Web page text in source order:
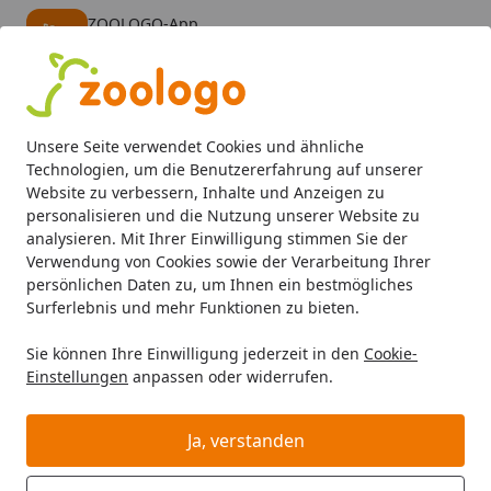
Unsere Seite verwendet Cookies und ähnliche
Technologien, um die Benutzererfahrung auf unserer
Website zu verbessern, Inhalte und Anzeigen zu
personalisieren und die Nutzung unserer Website zu
analysieren. Mit Ihrer Einwilligung stimmen Sie der
Verwendung von Cookies sowie der Verarbeitung Ihrer
persönlichen Daten zu, um Ihnen ein bestmögliches
Surferlebnis und mehr Funktionen zu bieten.
Sie können Ihre Einwilligung jederzeit in den Cookie-
Einstellungen anpassen oder widerrufen.
Ja, verstanden
ZOOLOGO-App
Alle Produkte
Mein Konto
Suchen
Startseite
Hund Hundefutter BARF & Frostfutter Muskelfleisch
DIBO Aktiv Mix Spezialfutter /
Frostfutter für Hunde